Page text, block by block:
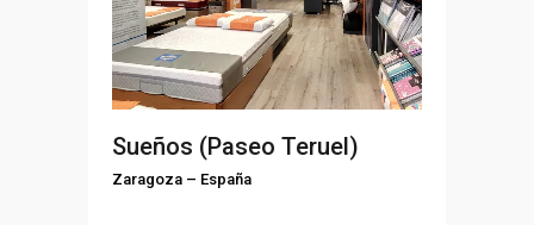
Sueños (Paseo Teruel)
Zaragoza – España